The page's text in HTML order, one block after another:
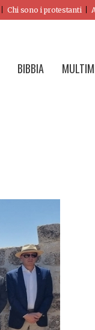
Chi sono i protestanti
BIBBIA